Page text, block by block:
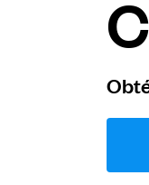
Iniciar